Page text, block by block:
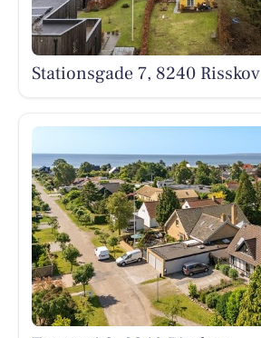
Stationsgade 7, 8240 Risskov